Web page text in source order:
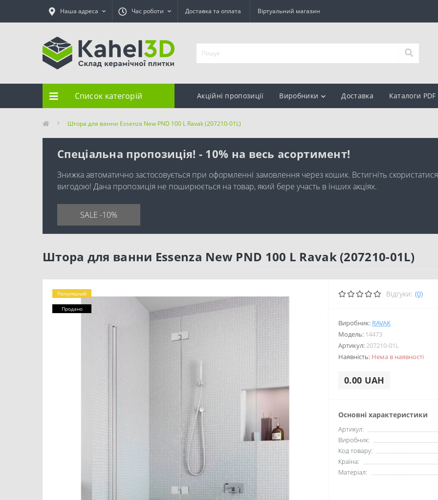
Наша адреса Час роботи Доставка та оплата Віртуальний магазин
Список категорій Акційні пропозиції Виробники Доставка Каталоги PDF
Штора для ванни Essenza New PND 100 L Ravak (207210-01L)
Спеціальна пропозиція! - 10% на весь асортимент!
Знижка автоматично застосовується при оформленні замовлення через кошик. Встигніть скористатися
вигодою! Дана пропозиція не поширюється на товар, який бере участь в інших акціях.
SALE -10%
Штора для ванни Essenza New PND 100 L Ravak (207210-01L)
Популярний
Продано
Відгуки: (0)
Виробник: RAVAK
Модель: 14473
Артикул:207210-01L
Наявність: Нема в наявності
0.00 UAH
Основні характеристики
Артикул:
Виробник:
Код товару:
Країна:
Матеріал: